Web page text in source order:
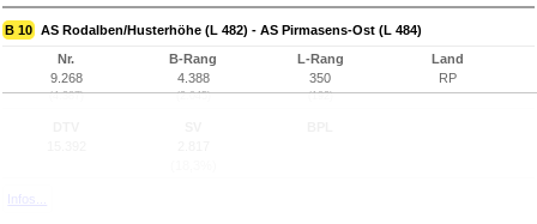
B 10 AS Rodalben/Husterhöhe (L 482) - AS Pirmasens-Ost (L 484)
Nr.
9.268
(4.387)
B-Rang
4.388
(2.045)
L-Rang
350
(192)
Land
RP
Infos...